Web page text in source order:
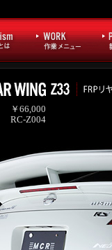
￥66,000
RC-Z004